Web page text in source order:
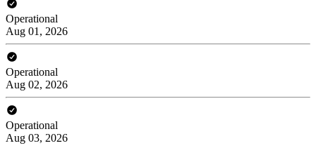
Operational
Aug 01, 2026
Operational
Aug 02, 2026
Operational
Aug 03, 2026